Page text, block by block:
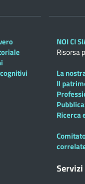
NOI CI
Risorsa
La
Il
Ricerca